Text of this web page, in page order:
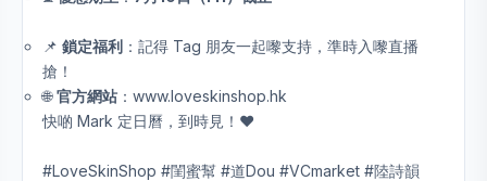
📌 鎖定福利 ：記得 Tag 朋友一起嚟支持，準時入嚟直播
搶！
🌐官方網站 ：www.loveskinshop.hk
快啲 Mark 定日曆，到時見！❤️
#LoveSkinShop #閨蜜幫 #道Dou #VCmarket #陸詩韻